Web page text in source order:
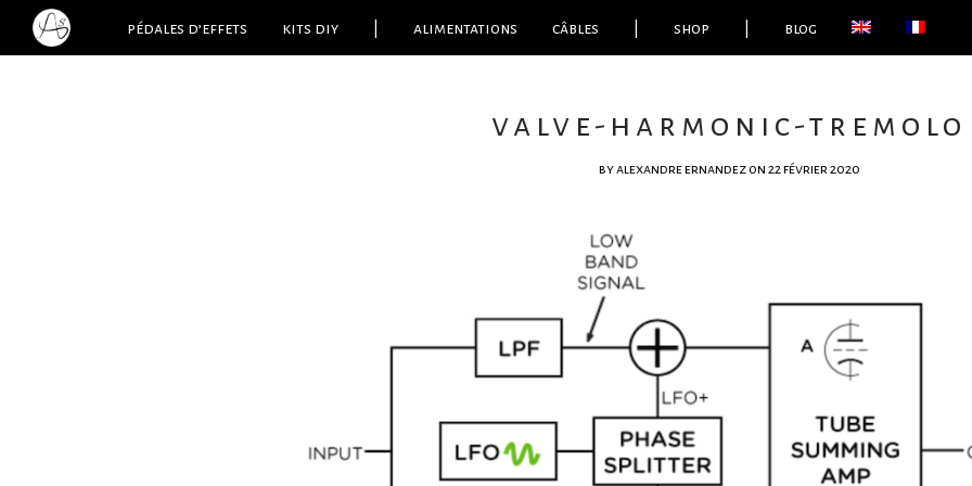
pédales d’effets kits diy alimentations câbles shop blog
valve-harmonic-tremolo
byalexandre ernandez on 22 février 2020